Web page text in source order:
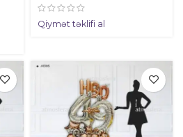
Qiymət təklifi al